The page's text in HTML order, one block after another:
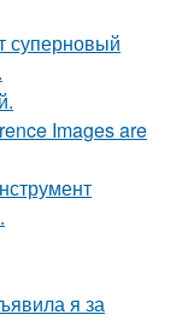
суперновый
Images are
я за